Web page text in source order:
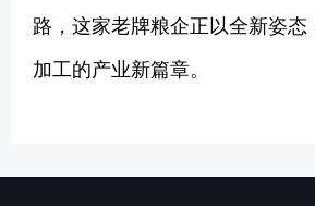
路，这家老牌粮企正以全新姿态
加工的产业新篇章。